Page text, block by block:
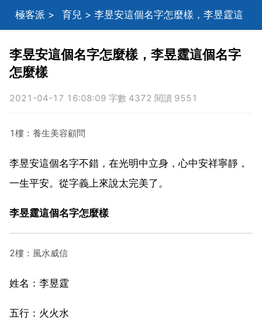
極客派 > 育兒 > 李昱安這個名字怎麼樣，李昱霆這
個名字怎麼樣
李昱安這個名字怎麼樣，李昱霆這個名字
怎麼樣
2021-04-17 16:08:09 字數 4372 閱讀 9551
1樓：養生美容顧問
李昱安這個名字不錯，在光明中立身，心中安祥寧靜，
一生平安。從字義上來說太完美了。
李昱霆這個名字怎麼樣
2樓：風水威信
姓名：李昱霆
五行：火火水